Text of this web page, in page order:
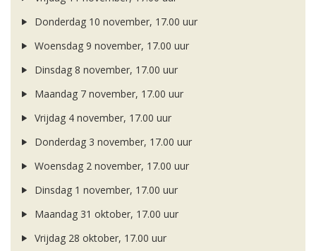
Donderdag 10 november, 17.00 uur
Woensdag 9 november, 17.00 uur
Dinsdag 8 november, 17.00 uur
Maandag 7 november, 17.00 uur
Vrijdag 4 november, 17.00 uur
Donderdag 3 november, 17.00 uur
Woensdag 2 november, 17.00 uur
Dinsdag 1 november, 17.00 uur
Maandag 31 oktober, 17.00 uur
Vrijdag 28 oktober, 17.00 uur